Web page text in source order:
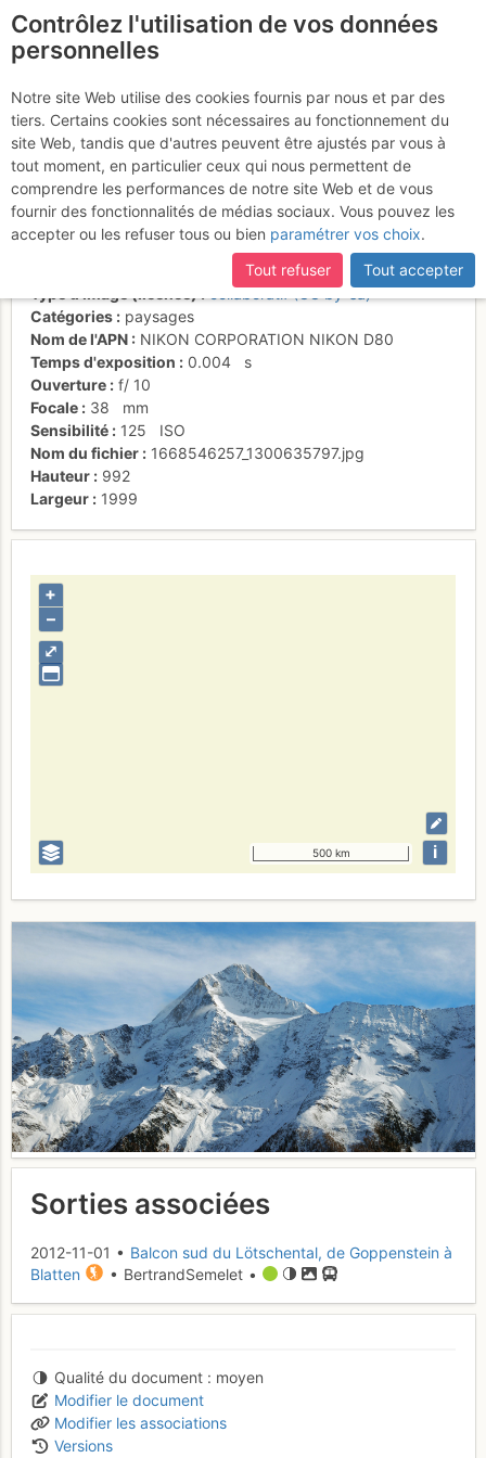
certaines pages ne sont plus accessibles, manquantes ou
incomplètes, déconnectez-vous puis reconnectez-vous à votre
compte sur le site.
Le Bietschhorn,
Seigneur du Lötschental
Activités
Date/heure
BertrandSemelet
collaboratif (CC by-sa)
Catégories
paysages
Nom de l'APN
NIKON CORPORATION NIKON D80
Temps d'exposition
0.004
s
Ouverture
f/ 10
Focale
38
mm
Sensibilité
125
ISO
Nom du fichier
1668546257_1300635797.jpg
Hauteur
992
Largeur
1999
⤢
+
–
500 km i
Sorties associées
2012-11-01 • Balcon sud du Lötschental, de Goppenstein à
Blatten
• BertrandSemelet •
Qualité du document
moyen
Modifier le document
Modifier les associations
Versions
Contrôlez l'utilisation de vos données
personnelles
Notre site Web utilise des cookies fournis par nous et par des
tiers. Certains cookies sont nécessaires au fonctionnement du
site Web, tandis que d'autres peuvent être ajustés par vous à
tout moment, en particulier ceux qui nous permettent de
comprendre les performances de notre site Web et de vous
fournir des fonctionnalités de médias sociaux. Vous pouvez les
accepter ou les refuser tous ou bien paramétrer vos choix.
Tout refuser
Tout accepter